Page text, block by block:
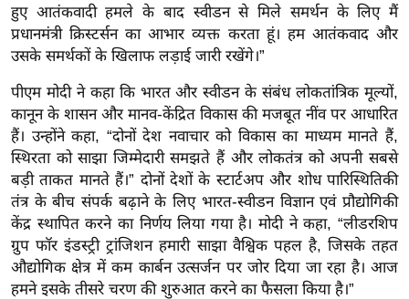
न्यू
ज
ब्री
फ
म
नो
रं
ज
न
ज
ग
त
हुए आतंकवादी हमले के बाद स्वीडन से मिले समर्थन के लिए मैं
प्रधानमंत्री क्रिस्टर्सन का आभार व्यक्त करता हूं। हम आतंकवाद और
उसके समर्थकों के खिलाफ लड़ाई जारी रखेंगे।”
पीएम मोदी ने कहा कि भारत और स्वीडन के संबंध लोकतांत्रिक मूल्यों,
कानून के शासन और मानव-केंद्रित विकास की मजबूत नींव पर आधारित
हैं। उन्होंने कहा, “दोनों देश नवाचार को विकास का माध्यम मानते हैं,
स्थिरता को साझा जिम्मेदारी समझते हैं और लोकतंत्र को अपनी सबसे
बड़ी ताकत मानते हैं।” दोनों देशों के स्टार्टअप और शोध पारिस्थितिकी
तंत्र के बीच संपर्क बढ़ाने के लिए भारत-स्वीडन विज्ञान एवं प्रौद्योगिकी
केंद्र स्थापित करने का निर्णय लिया गया है। मोदी ने कहा, “लीडरशिप
ग्रुप फॉर इंडस्ट्री ट्रांजिशन हमारी साझा वैश्विक पहल है, जिसके तहत
औद्योगिक क्षेत्र में कम कार्बन उत्सर्जन पर जोर दिया जा रहा है। आज
हमने इसके तीसरे चरण की शुरुआत करने का फैसला किया है।”